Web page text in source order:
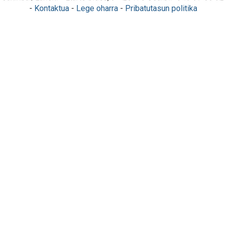
- Kontaktua- Lege oharra- Pribatutasun politika